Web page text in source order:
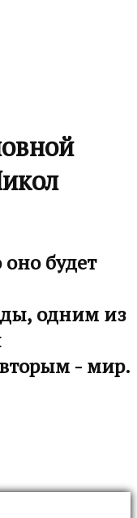
будет
одним из
- мир.